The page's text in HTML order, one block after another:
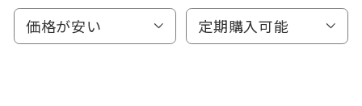
価格が安い 定期購入可能